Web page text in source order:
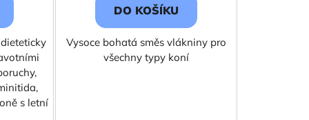
s letní
DO KOŠÍKU
Vysoce bohatá směs vlákniny pro
všechny typy koní